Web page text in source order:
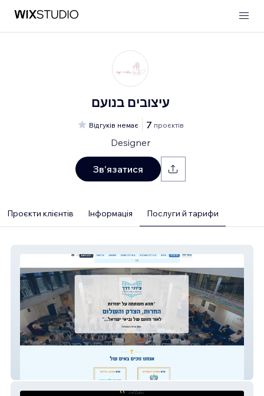
עיצובים בנועם
Відгуків немає 7 проєктів
Designer
Зв'язатися
Проєкти клієнтів Інформація Послуги й тарифи